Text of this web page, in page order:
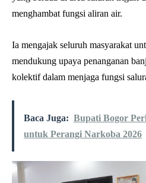
menghambat fungsi aliran air.
Ia mengajak seluruh masyarakat
mendukung upaya penanganan
kolektif dalam menjaga fungsi
Baca Juga: Bupati Bogor
untuk Perangi Narkoba 2026